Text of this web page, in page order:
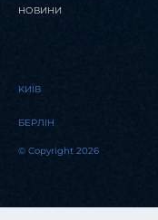
НОВИНИ
KИЇВ
БЕРЛІН
© Copyright 2026